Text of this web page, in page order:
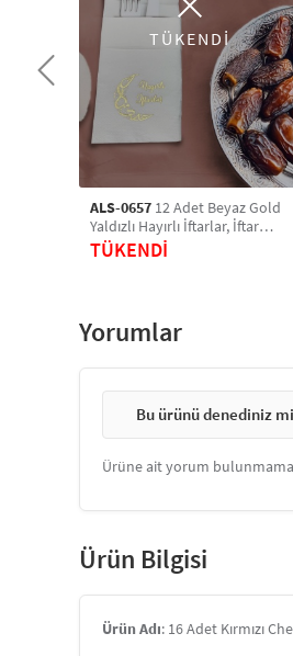
TÜKENDİ
ALS-0657 12 Adet Beyaz Gold
Yaldızlı Hayırlı İftarlar, İftar
Sofrası Dekor ve Servis Sunum
Peçetesi
TÜKENDİ
Yorumlar
Bu ürünü denediniz
Ürüne ait yorum
Ürün Bilgisi
Ürün Adı: 16 Adet Kırmızı